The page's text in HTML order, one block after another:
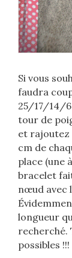
Si vous
faudra
25/17/14/6
tour de
et rajoutez
cm de
place (une
bracelet
nœud avec
longueur
recherché.
possibles !!!